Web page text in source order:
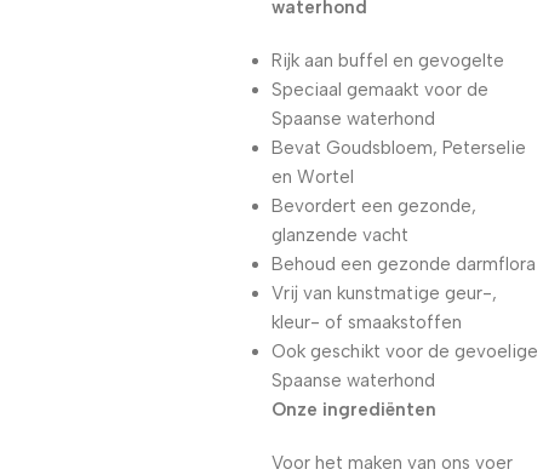
waterhond
Rijk aan buffel en gevogelte
Speciaal gemaakt voor de
Spaanse waterhond
Bevat Goudsbloem, Peterselie
en Wortel
Bevordert een gezonde,
glanzende vacht
Behoud een gezonde darmflora
Vrij van kunstmatige geur-,
kleur- of smaakstoffen
Ook geschikt voor de gevoelige
Spaanse waterhond
Onze ingrediënten
Voor het maken van ons voer